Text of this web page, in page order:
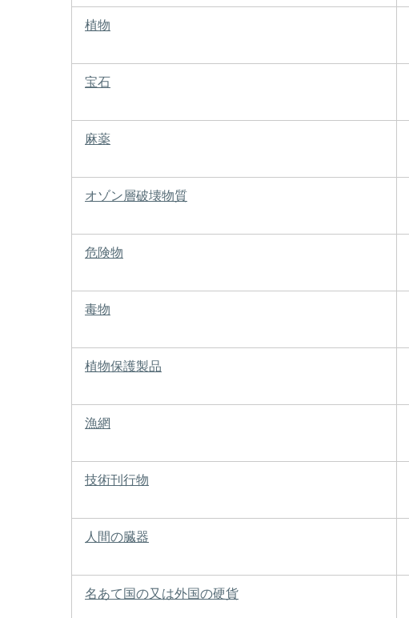
植物
宝石
麻薬
オゾン層破壊物質
危険物
毒物
植物保護製品
漁網
技術刊行物
人間の臓器
名あて国の又は外国の硬貨